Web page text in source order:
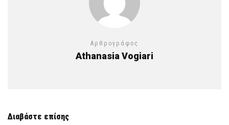
Αρθρογράφος
Athanasia Vogiari
Διαβάστε επίσης